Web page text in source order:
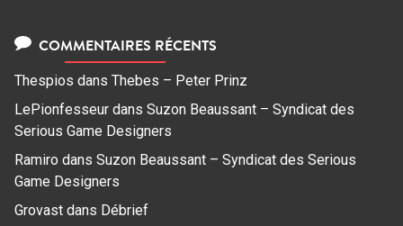
COMMENTAIRES RÉCENTS
Thespios dans Thebes – Peter Prinz
LePionfesseur dans Suzon Beaussant – Syndicat des
Serious Game Designers
Ramiro dans Suzon Beaussant – Syndicat des Serious
Game Designers
Grovast dans Débrief